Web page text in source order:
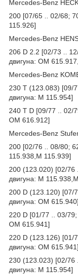
Mercedes-Benz
200 [07/65 .. 02/68;
115.926]
Mercedes-Benz
206 D 2.2 [02/73 ..
двигуна: OM
Mercedes-Benz
230 T (123.083) [09/
двигуна: M 115.954]
240 T D [09/77 .. 02/
OM 616.912]
Mercedes-Benz
200 [02/76 .. 08/80;
115.938,M 115.939]
200 (123.020) [02/76
двигуна: M
200 D (123.120) [07/
двигуна: OM 615.940]
220 D [01/77 .. 03/
OM 615.941]
220 D (123.126) [01/
двигуна: OM 615.941]
230 (123.023) [02/76
двигуна: M 115.954]